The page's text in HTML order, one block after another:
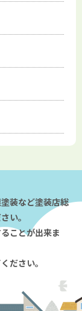
装など塗装店総
い。
ことが出来ま
ださい。